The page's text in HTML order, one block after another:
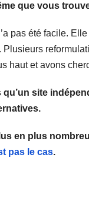
que vous
pas été facile.
Plusieurs
haut et avons
site
en plus
pas le cas.